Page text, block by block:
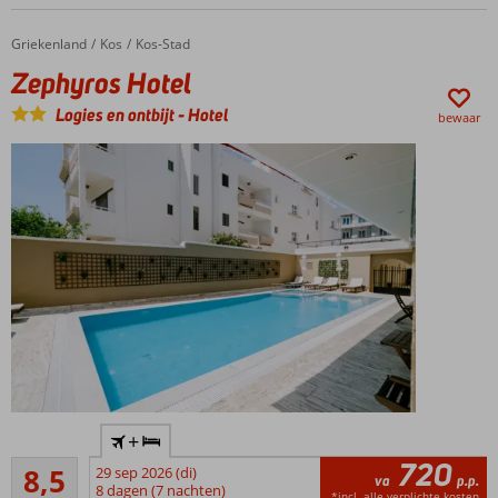
Gelegen
Fokas
All
Inclusive
ook
mogelijk
Home
Griekenland Kos Kos-Stad
Zephyros Hotel
Zephyros Hotel
Logies en ontbijt-Hotel bewaar
Kleinschalig
stadshotel
Op ca.
8,5
Aanrader
19
+
29 sep 2026 (di)
8 dagen (7 nachten)
va 720 p.p.